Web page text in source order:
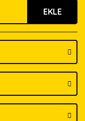
EKLE